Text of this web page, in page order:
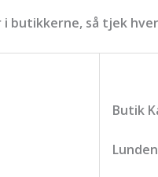
butikkerne, så tjek
Butik